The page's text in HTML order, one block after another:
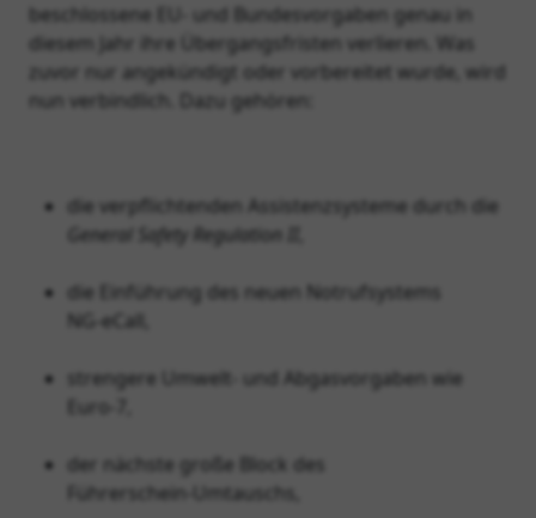
beschlossene EU‑ und Bundesvorgaben genau in
diesem Jahr ihre Übergangsfristen verlieren. Was
zuvor nur angekündigt oder vorbereitet wurde, wird
nun verbindlich. Dazu gehören:
die verpflichtenden Assistenzsysteme durch die
General Safety Regulation II
die Einführung des neuen Notrufsystems
NG‑eCall,
strengere Umwelt- und Abgasvorgaben wie
Euro‑7,
der nächste große Block des
Führerschein‑Umtauschs,